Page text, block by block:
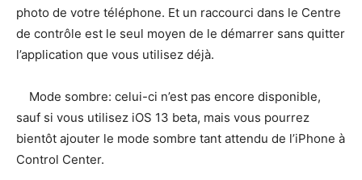
photo de votre téléphone. Et un raccourci dans le Centre
de contrôle est le seul moyen de le démarrer sans quitter
l’application que vous utilisez déjà.
Mode sombre: celui-ci n’est pas encore disponible,
sauf si vous utilisez iOS 13 beta, mais vous pourrez
bientôt ajouter le mode sombre tant attendu de l’iPhone à
Control Center.